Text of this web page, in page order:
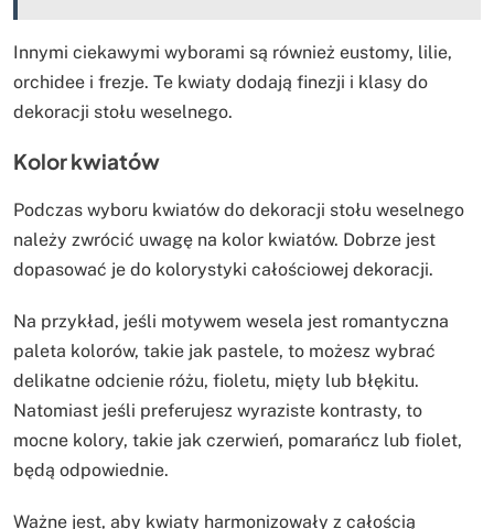
Innymi ciekawymi wyborami są również eustomy, lilie,
orchidee i frezje. Te kwiaty dodają finezji i klasy do
dekoracji stołu weselnego.
Kolor kwiatów
Podczas wyboru kwiatów do dekoracji stołu weselnego
należy zwrócić uwagę na kolor kwiatów. Dobrze jest
dopasować je do kolorystyki całościowej dekoracji.
Na przykład, jeśli motywem wesela jest romantyczna
paleta kolorów, takie jak pastele, to możesz wybrać
delikatne odcienie różu, fioletu, mięty lub błękitu.
Natomiast jeśli preferujesz wyraziste kontrasty, to
mocne kolory, takie jak czerwień, pomarańcz lub fiolet,
będą odpowiednie.
Ważne jest, aby kwiaty harmonizowały z całością